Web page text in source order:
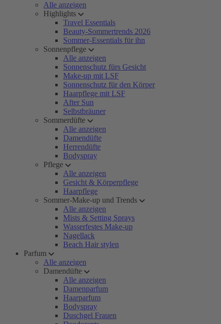
Alle anzeigen
Highlights
Travel Essentials
Beauty-Sommertrends 2026
Sommer-Essentials für ihn
Sonnenpflege
Alle anzeigen
Sonnenschutz fürs Gesicht
Make-up mit LSF
Sonnenschutz für den Körper
Haarpflege mit LSF
After Sun
Selbstbräuner
Sommerdüfte
Alle anzeigen
Damendüfte
Herrendüfte
Bodyspray
Pflege
Alle anzeigen
Gesicht & Körperpflege
Haarpflege
Sommer-Make-up und Trends
Alle anzeigen
Mists & Setting Sprays
Wasserfestes Make-up
Nagellack
Beach Hair stylen
Parfum
Alle anzeigen
Damendüfte
Alle anzeigen
Damenparfum
Haarparfum
Bodyspray
Duschgel Frauen